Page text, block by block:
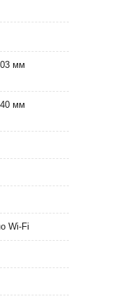
мм
мм
Wi-Fi